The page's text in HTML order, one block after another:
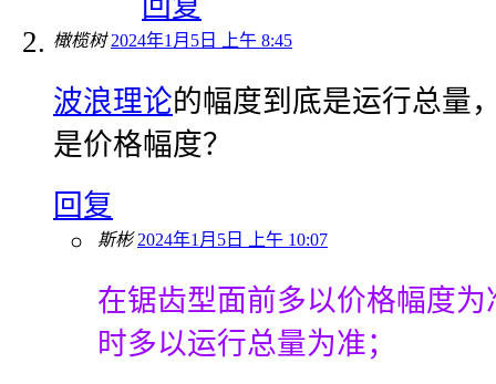
橄榄树 2024年1月5日 上午 8:45
波浪理论的幅度到底是运行总量
是价格幅度？
回复
斯彬 2024年1月5日 上午 10:07
在锯齿型面前多以价格幅度
时多以运行总量为准；